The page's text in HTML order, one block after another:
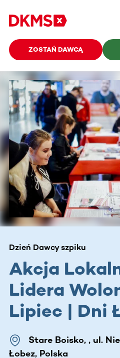
ZOSTAŃ DAWCĄ
Dzień Dawcy szpiku
Akcja
Lidera
Lipiec | Dni
Stare Boisko, , ul.
Łobez, Polska